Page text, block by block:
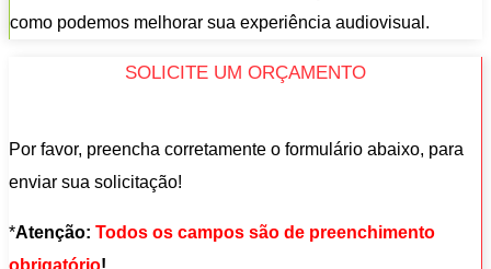
como podemos melhorar sua experiência audiovisual.
SOLICITE UM ORÇAMENTO
Por favor, preencha corretamente o formulário abaixo, para
enviar sua solicitação!
*Atenção: Todos os campos são de preenchimento
obrigatório!